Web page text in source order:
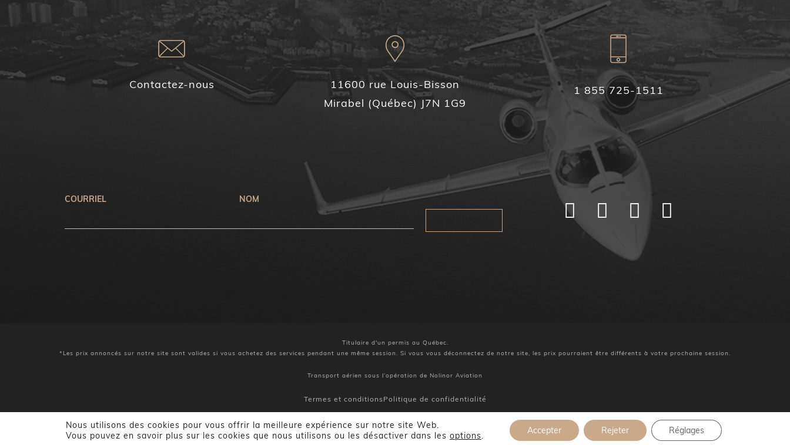
Contactez-nous
11600 rue Louis-Bisson
Mirabel (Québec) J7N 1G9
1 855 725-1511
COURRIEL NOM
Titulaire d'un permis au Québec.
*Les prix annoncés sur notre site sont valides si vous achetez des services pendant une même session. Si vous vous déconnectez de notre site, les prix pourraient être différents à votre prochaine session.
Transport aérien sous l’opération de Nolinor Aviation
Termes et conditionsPolitique de confidentialité
© Vinci Aviation | All right reserved. Created by
Nous utilisons des cookies pour vous offrir la meilleure expérience sur notre site Web.
Vous pouvez en savoir plus sur les cookies que nous utilisons ou les désactiver dans les options. Accepter Rejeter Réglages